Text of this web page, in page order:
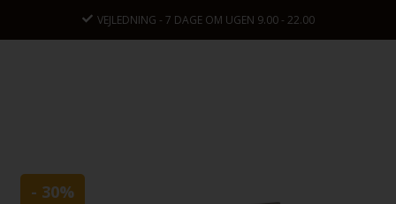
KONTAKT OS: +45 9630 2096
- 30%